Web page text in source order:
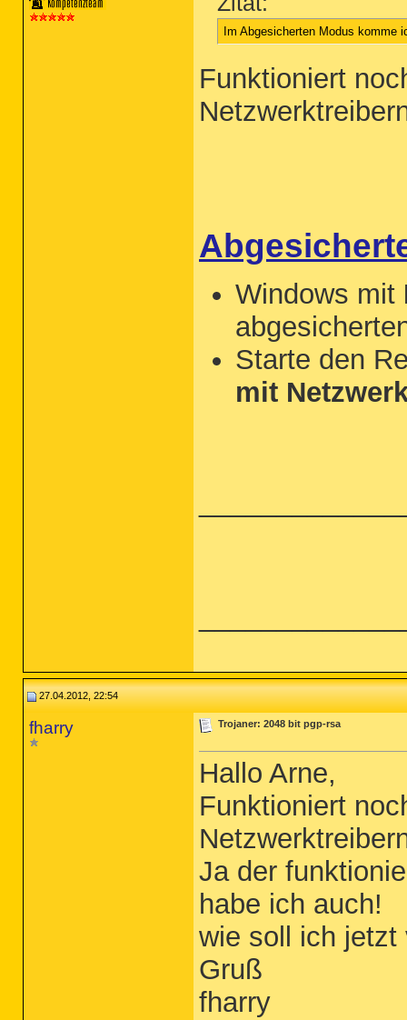
Im Abgesicherten Modus komme
Funktioniert
Windows mit
Starte den
mit
27.04.2012, 22:54
fharry Trojaner: 2048 bit pgp-rsa
Hallo Arne,
Funktioniert
Ja der
habe ich auch!
wie soll ich jetzt
Gruß
fharry